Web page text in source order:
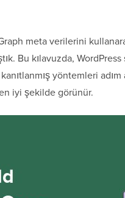
meta verilerini
Bu kılavuzda,
yöntemleri
iyi şekilde görünür.